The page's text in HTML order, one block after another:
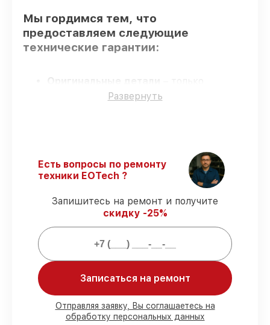
Мы гордимся тем, что
предоставляем следующие
технические гарантии:
Оригинальные детали
подлинные комплектующие.
Сервис с гарантией– предоставляем
официальное гарантийное
сопровождение после восстановления.
Мы гарантируем:
80%работ с возможностью
комплектующих для
голографических прицелов на складе
или быстро поставляются
Подбор оригинальных комплектующих
Развернуть
Есть вопросы по ремонту
техники EOTech ?
Запишитесь на ремонт и получите
скидку -25%
Записаться на ремонт
Отправляя заявку, Вы соглашаетесь на
обработку персональных данных